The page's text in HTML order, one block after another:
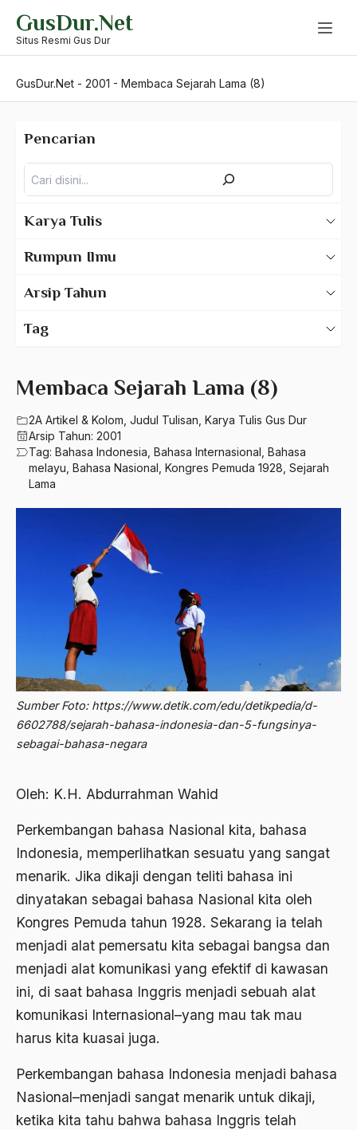
content
GusDur.Net
Situs Resmi Gus Dur
GusDur.Net - 2001 - Membaca Sejarah Lama (8)
Membaca Sejarah Lama (8)
2A Artikel & Kolom Judul Tulisan Karya Tulis Gus Dur
Arsip Tahun: 2001
Tag: Bahasa Indonesia Bahasa Internasional Bahasa
melayu Bahasa Nasional Kongres Pemuda 1928 Sejarah
Lama
Sumber Foto: https://www.detik.com/edu/detikpedia/d-
6602788/sejarah-bahasa-indonesia-dan-5-fungsinya-
sebagai-bahasa-negara
Oleh: K.H. Abdurrahman Wahid
Perkembangan bahasa Nasional kita, bahasa
Indonesia, memperlihatkan sesuatu yang sangat
menarik. Jika dikaji dengan teliti bahasa ini
dinyatakan sebagai bahasa Nasional kita oleh
Kongres Pemuda tahun 1928. Sekarang ia telah
menjadi alat pemersatu kita sebagai bangsa dan
menjadi alat komunikasi yang efektif di kawasan
ini, di saat bahasa Inggris menjadi sebuah alat
komunikasi Internasional–yang mau tak mau
harus kita kuasai juga.
Perkembangan bahasa Indonesia menjadi bahasa
Nasional–menjadi sangat menarik untuk dikaji,
ketika kita tahu bahwa bahasa Inggris telah
Pencarian
Karya Tulis
Rumpun Ilmu
660 – Ilmu Seni, Desain dan Media
710 – Ilmu Pendidikan
Arsip Tahun
2023
2021
2020
2013
2012
2011
2008
2006
2005
2004
2003
2002
2001
2000
Tag
A. Mukti Ali
A. Mustofa Bisri
A. Yani
A.A. Baramudi
A.A. Navis
Aal Usul Teroris
Abad Modern
Abd. Moqsith Ghazali
Abdi Masyarakat
abdul wahid hasyim
Abdullah Syafi'i
Abdurrahman Addakhil
abdurrahman wahid
Abolisi
Aboulhasan Bani Sadr
abri
Abu AMrin Ibnu Alla'
Abu Hanifah
abu jihad